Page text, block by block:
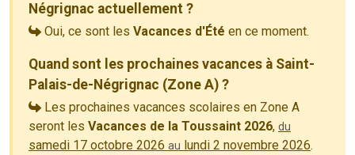
Négrignac actuellement ?
Oui, ce sont les Vacances d'Été en ce moment.
Quand sont les prochaines vacances à Saint-
Palais-de-Négrignac (Zone A) ?
Les prochaines vacances scolaires en Zone A
seront les Vacances de la Toussaint 2026, du
samedi 17 octobre 2026 au lundi 2 novembre 2026.